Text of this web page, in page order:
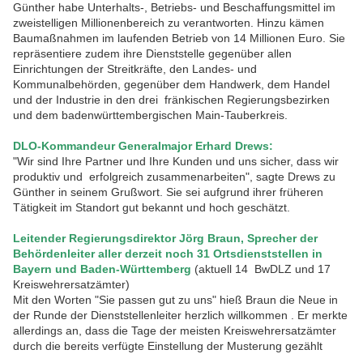
Günther habe Unterhalts-, Betriebs- und Beschaffungsmittel im
zweistelligen Millionenbereich zu verantworten. Hinzu kämen
Baumaßnahmen im laufenden Betrieb von 14 Millionen Euro. Sie
repräsentiere zudem ihre Dienststelle gegenüber allen
Einrichtungen der Streitkräfte, den Landes- und
Kommunalbehörden, gegenüber dem Handwerk, dem Handel
und der Industrie in den drei fränkischen Regierungsbezirken
und dem badenwürttembergischen Main-Tauberkreis.
DLO-Kommandeur Generalmajor Erhard Drews:
"Wir sind Ihre Partner und Ihre Kunden und uns sicher, dass wir
produktiv und erfolgreich zusammenarbeiten", sagte Drews zu
Günther in seinem Grußwort. Sie sei aufgrund ihrer früheren
Tätigkeit im Standort gut bekannt und hoch geschätzt.
Leitender Regierungsdirektor Jörg Braun, Sprecher der
Behördenleiter aller derzeit noch 31 Ortsdienststellen in
Bayern und Baden-Württemberg (aktuell 14 BwDLZ und 17
Kreiswehrersatzämter)
Mit den Worten "Sie passen gut zu uns" hieß Braun die Neue in
der Runde der Dienststellenleiter herzlich willkommen . Er merkte
allerdings an, dass die Tage der meisten Kreiswehrersatzämter
durch die bereits verfügte Einstellung der Musterung gezählt